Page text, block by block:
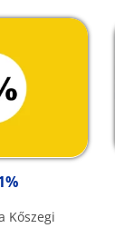
Kőszegi